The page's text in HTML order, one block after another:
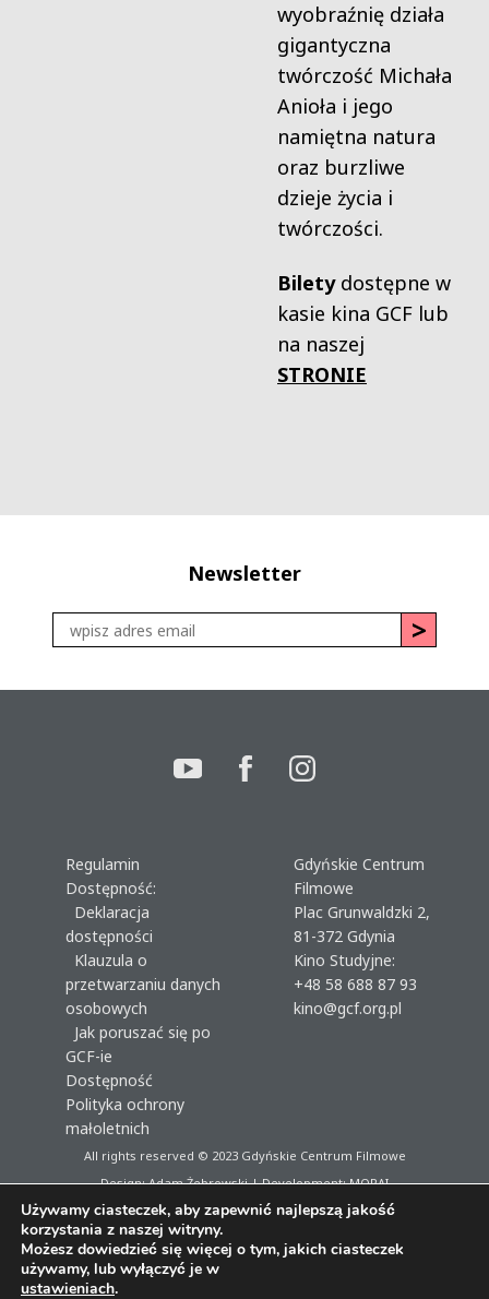
wyobraźnię działa
gigantyczna
twórczość Michała
Anioła i jego
namiętna natura
oraz burzliwe
dzieje życia i
twórczości.
Biletydostępne w
kasie kina GCF lub
na naszej
STRONIE
Newsletter
Regulamin
Dostępność:
Deklaracja
dostępności
Klauzula o
przetwarzaniu danych
osobowych
Jak poruszać się po
GCF-ie
Dostępność
Polityka ochrony
małoletnich
Gdyńskie Centrum
Filmowe
Plac Grunwaldzki 2,
81-372 Gdynia
Kino Studyjne:
+48 58 688 87 93
kino@gcf.org.pl
All rights reserved © 2023Gdyńskie Centrum Filmowe
Design: Adam Żebrowski | Development:MORAI
Używamy ciasteczek, aby zapewnić najlepszą jakość
korzystania z naszej witryny.
Możesz dowiedzieć się więcej o tym, jakich ciasteczek
używamy, lub wyłączyć je w
ustawieniach.